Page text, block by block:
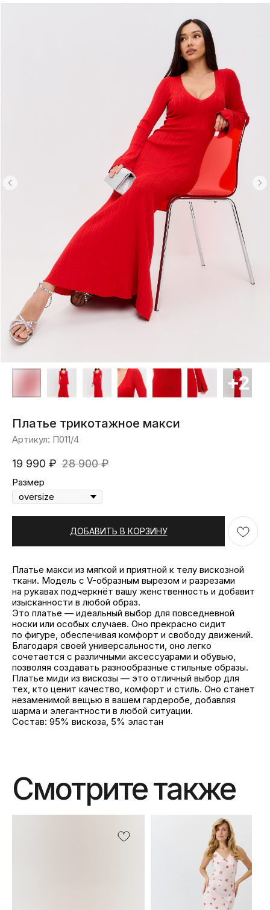
Платье трикотажное макси
Артикул: П011/4
19 990 ₽ 28 900 ₽
Размер
ДОБАВИТЬ В КОРЗИНУ
Платье макси из мягкой и приятной к телу вискозной
ткани. Модель с V-образным вырезом и разрезами
на рукавах подчеркнёт вашу женственность и добавит
изысканности в любой образ.
Это платье — идеальный выбор для повседневной
носки или особых случаев. Оно прекрасно сидит
по фигуре, обеспечивая комфорт и свободу движений.
Благодаря своей универсальности, оно легко
сочетается с различными аксессуарами и обувью,
позволяя создавать разнообразные стильные образы.
Платье миди из вискозы — это отличный выбор для
тех, кто ценит качество, комфорт и стиль. Оно станет
незаменимой вещью в вашем гардеробе, добавляя
шарма и элегантности в любой ситуации.
Состав: 95% вискоза, 5% эластан
Смотрите также